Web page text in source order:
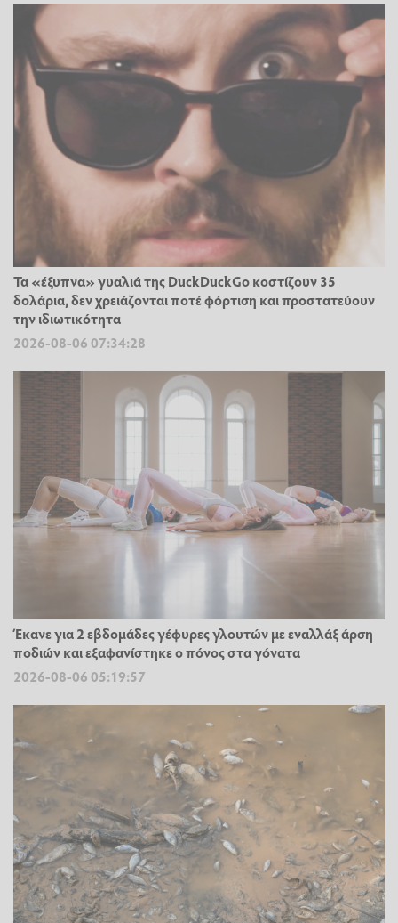
Τα «έξυπνα» γυαλιά της DuckDuckGo κοστίζουν 35
δολάρια, δεν χρειάζονται ποτέ φόρτιση και προστατεύουν
την ιδιωτικότητα
2026-08-06 07:34:28
Έκανε για 2 εβδομάδες γέφυρες γλουτών με εναλλάξ άρση
ποδιών και εξαφανίστηκε ο πόνος στα γόνατα
2026-08-06 05:19:57